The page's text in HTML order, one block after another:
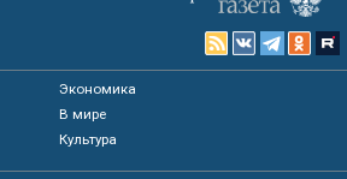
Экономика
В мире
Культура